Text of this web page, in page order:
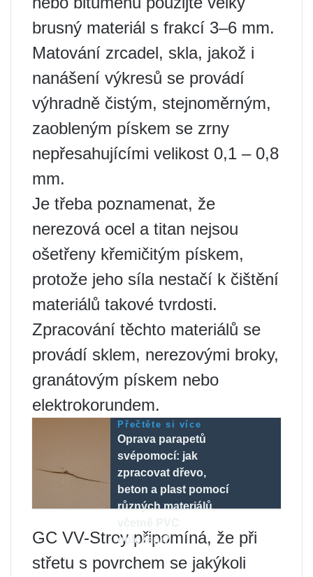
brusný materiál s frakcí 3–6 mm.
Matování zrcadel, skla, jakož i
nanášení výkresů se provádí
výhradně čistým, stejnoměrným,
zaobleným pískem se zrny
nepřesahujícími velikost 0,1 – 0,8
mm.
Je třeba poznamenat, že
nerezová ocel a titan nejsou
ošetřeny křemičitým pískem,
protože jeho síla nestačí k čištění
materiálů takové tvrdosti.
Zpracování těchto materiálů se
provádí sklem, nerezovými broky,
granátovým pískem nebo
elektrokorundem.
Přečtěte si více
Oprava parapetů
svépomocí: jak
zpracovat dřevo,
beton a plast pomocí
různých materiálů,
obložení?
GC VV-Stroy připomíná, že při
střetu s povrchem se jakýkoli